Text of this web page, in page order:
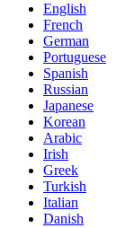
English
French
German
Portuguese
Spanish
Russian
Japanese
Korean
Arabic
Irish
Greek
Turkish
Italian
Danish